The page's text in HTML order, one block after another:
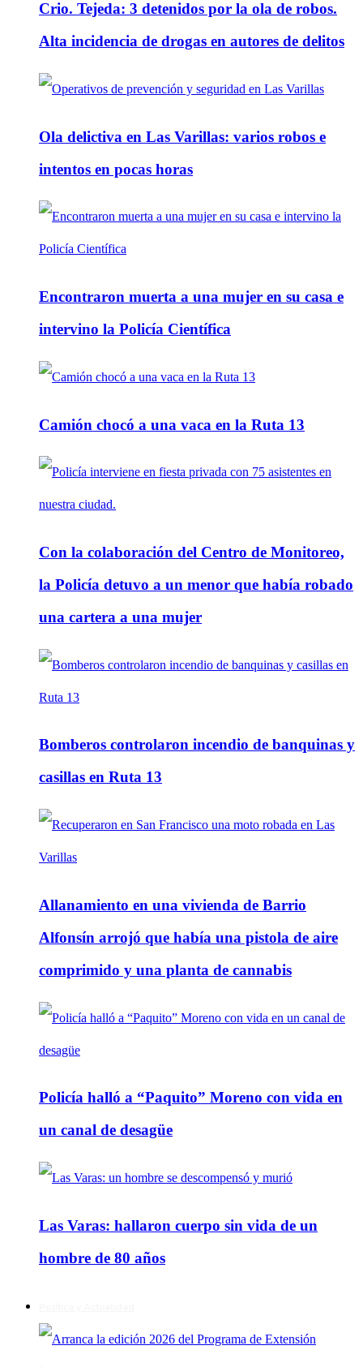
Crio. Tejeda: 3 detenidos por la ola de robos.
Alta incidencia de drogas en autores de delitos
Ola delictiva en Las Varillas: varios robos e
intentos en pocas horas
Encontraron muerta a una mujer en su casa e
intervino la Policía Científica
Camión chocó a una vaca en la Ruta 13
Con la colaboración del Centro de Monitoreo,
la Policía detuvo a un menor que había robado
una cartera a una mujer
Bomberos controlaron incendio de banquinas y
casillas en Ruta 13
Allanamiento en una vivienda de Barrio
Alfonsín arrojó que había una pistola de aire
comprimido y una planta de cannabis
Policía halló a “Paquito” Moreno con vida en
un canal de desagüe
Las Varas: hallaron cuerpo sin vida de un
hombre de 80 años